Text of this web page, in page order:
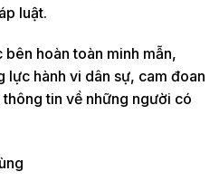
luật.
hoàn toàn minh mẫn,
lực hành vi dân sự, cam đoan
tin về những người có